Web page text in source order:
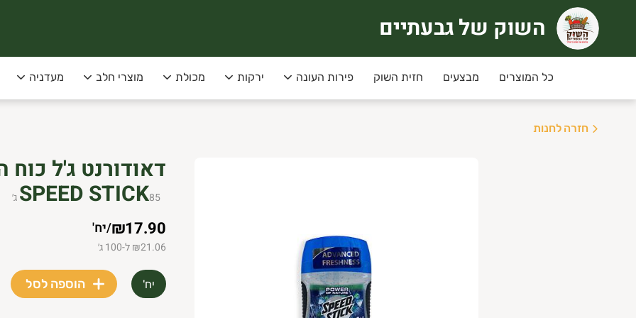
השוק של גבעתיים
ניתן להצטרף/לחדש חברות למועדון באיזור האישי.
השוק של גבעתיים
כל המוצרים מבצעים חזית השוק פירות העונה ירקות מכולת מוצרי חלב מעדניה
חזרה לחנות
SPEED STICK85 ג׳
₪17.90
/יח'
₪21.06 ל-100 ג׳
יח' הוספה לסל